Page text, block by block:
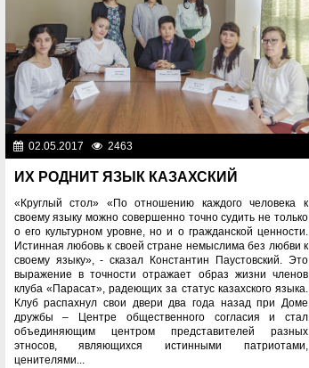
02.05.2017 2463
ИХ РОДНИТ ЯЗЫК КАЗАХСКИЙ
«Круглый стол» «По отношению каждого человека к
своему языку можно совершенно точно судить не только
о его культурном уровне, но и о гражданской ценности.
Истинная любовь к своей стране немыслима без любви к
своему языку», - сказал Константин Паустовский. Это
выражение в точности отражает образ жизни членов
клуба «Парасат», радеющих за статус казахского языка.
Клуб распахнул свои двери два года назад при Доме
дружбы – Центре общественного согласия и стал
объединяющим центром представителей разных
этносов, являющихся истинными патриотами,
ценителями...